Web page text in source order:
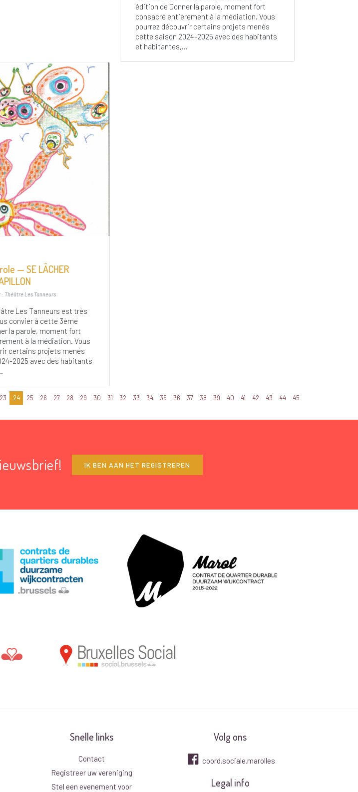
édition de Donner la parole, moment fort
consacré entièrement à la médiation. Vous
pourrez découvrir certains projets menés
cette saison 2024-2025 avec des habitants
et habitantes,...
— SE LÂCHER
: Théâtre Les Tanneurs
Les Tanneurs est très
convier à cette 3ème
la parole, moment fort
à la médiation. Vous
certains projets menés
2025 avec des habitants
23 24 25 26 27 28 29 30 31 32 33 34 35 36 37 38 39 40 41 42 43 44 45
IK BEN AAN HET REGISTREREN
Snelle links
Contact
Registreer uw vereniging
Stel een evenement voor
Volg ons
coord.sociale.marolles
Legal info